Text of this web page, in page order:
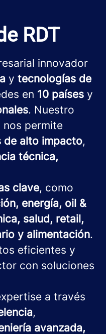
RDT
innovador
y tecnologías de
en 10 países y
. Nuestro
nos permite
de alto impacto,
técnica,
clave, como
energía, oil &
salud, retail,
y alimentación.
eficientes y
con soluciones
a través
,
avanzada,